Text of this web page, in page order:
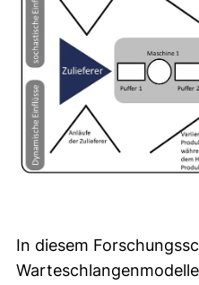
In diesem